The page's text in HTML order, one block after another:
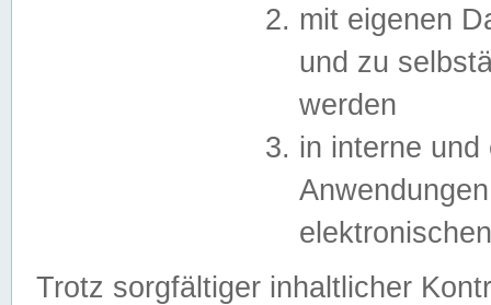
mit eigenen
und zu
werden
in interne
Trotz sorgfältiger inhaltlicher